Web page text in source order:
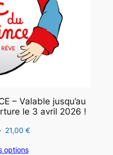
– Valable jusqu’au
le 3 avril 2026 !
21,00 €Plage
options